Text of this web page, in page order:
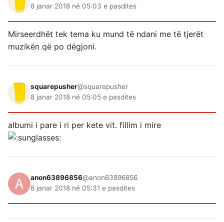
8 janar 2018 në 05:03 e pasdites
Mirseerdhët tek tema ku mund të ndani me të tjerët
muzikën që po dëgjoni.
squarepusher@squarepusher
8 janar 2018 në 05:05 e pasdites
albumi i pare i ri per kete vit. fillim i mire
anon63896856@anon63896856
8 janar 2018 në 05:31 e pasdites